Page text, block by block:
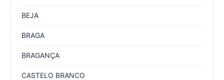
BEJA
BRAGA
BRAGANÇA
CASTELO BRANCO